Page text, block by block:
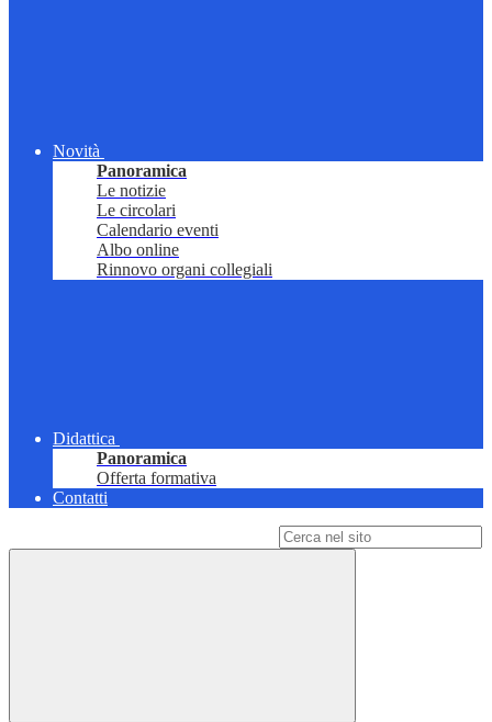
Novità
Panoramica
Le notizie
Le circolari
Calendario eventi
Albo online
Rinnovo organi collegiali
Didattica
Panoramica
Offerta formativa
Contatti